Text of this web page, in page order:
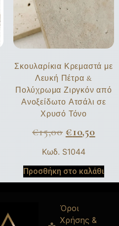
Σκουλαρίκια Κρεμαστά με
Λευκή Πέτρα &
Πολύχρωμα Ζιργκόν από
Ανοξείδωτο Ατσάλι σε
Χρυσό Τόνο
€15,00 €10,50
Κωδ. S1044
Προσθήκη στο καλάθι
Όροι
Χρήσης &